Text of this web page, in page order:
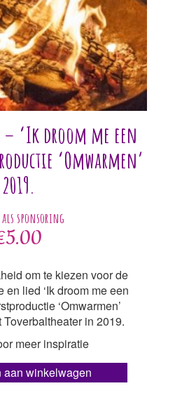
‘Ik droom me een
‘Omwarmen’
2019.
5.00
om te kiezen voor de
en lied ‘Ik droom me een
‘Omwarmen’
in 2019.
meer inspiratie
aan winkelwagen